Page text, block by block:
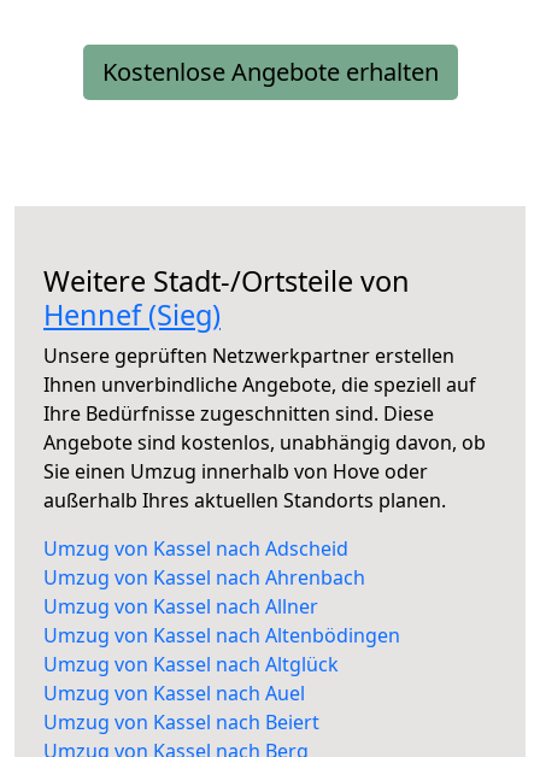
Kostenlose Angebote erhalten
Weitere Stadt-/Ortsteile von
Hennef (Sieg)
Unsere geprüften Netzwerkpartner erstellen
Ihnen unverbindliche Angebote, die speziell auf
Ihre Bedürfnisse zugeschnitten sind. Diese
Angebote sind kostenlos, unabhängig davon, ob
Sie einen Umzug innerhalb von Hove oder
außerhalb Ihres aktuellen Standorts planen.
Umzug von Kassel nach Adscheid
Umzug von Kassel nach Ahrenbach
Umzug von Kassel nach Allner
Umzug von Kassel nach Altenbödingen
Umzug von Kassel nach Altglück
Umzug von Kassel nach Auel
Umzug von Kassel nach Beiert
Umzug von Kassel nach Berg